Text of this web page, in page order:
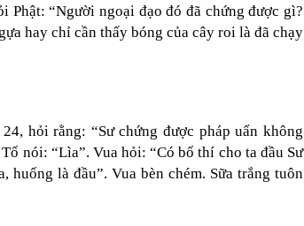
“Người ngoại đạo đó đã chứng được gì?
hay chỉ cần thấy bóng của cây roi là đã chạy
hỏi rằng: “Sư chứng được pháp uẩn không
nói: “Lìa”. Vua hỏi: “Có bố thí cho ta đầu Sư
là đầu”. Vua bèn chém. Sữa trắng tuôn